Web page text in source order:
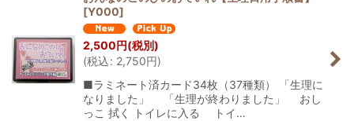
[Y000]
2,500 円(税別)
(税込: 2,750円)
■ラミネート済カード34枚（37種類） 「生理に
なりました」 「生理が終わりました」 おし
っこ 拭く トイレに入る トイ…